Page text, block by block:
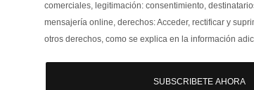
comerciales, legitimación: consentimiento,
mensajería online, derechos: Acceder, rectificar y
otros derechos, como se explica en la información
SUBSCRIBETE AHORA